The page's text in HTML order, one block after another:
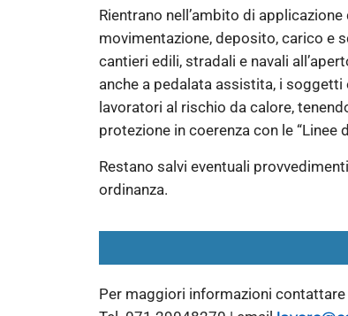
Rientrano nell’ambito di
movimentazione, deposito, carico e
cantieri edili, stradali e navali
anche a pedalata assistita, i
lavoratori al rischio da calore,
protezione in coerenza con le
Restano salvi eventuali
ordinanza.
Per maggiori informazioni contattare